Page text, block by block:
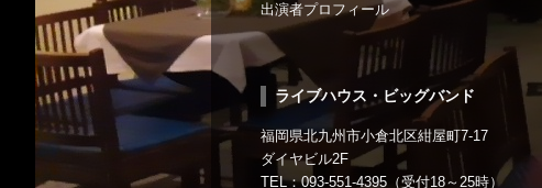
出演者プロフィール
ライブハウス・ビッグバンド
福岡県北九州市小倉北区紺屋町7-17
ダイヤビル2F
TEL：093-551-4395（受付18～25時）